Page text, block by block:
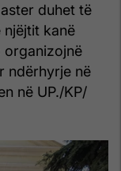
duhet të
njëjtit kanë
organizojnë
ndërhyrje në
në UP./KP/